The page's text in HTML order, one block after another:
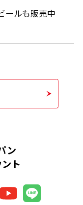
ールも販売中
ン
ト